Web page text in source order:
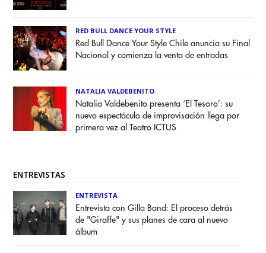
RED BULL DANCE YOUR STYLE
Red Bull Dance Your Style Chile anuncia su Final
Nacional y comienza la venta de entradas
NATALIA VALDEBENITO
Natalia Valdebenito presenta ‘El Tesoro’: su
nuevo espectáculo de improvisación llega por
primera vez al Teatro ICTUS
ENTREVISTAS
ENTREVISTA
Entrevista con Gilla Band: El proceso detrás
de "Giraffe" y sus planes de cara al nuevo
álbum